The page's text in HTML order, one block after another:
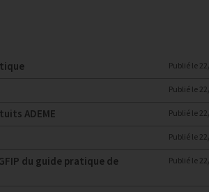
Publié le
Publié le
ADEME Publié le
Publié le
du guide pratique de
Publié le